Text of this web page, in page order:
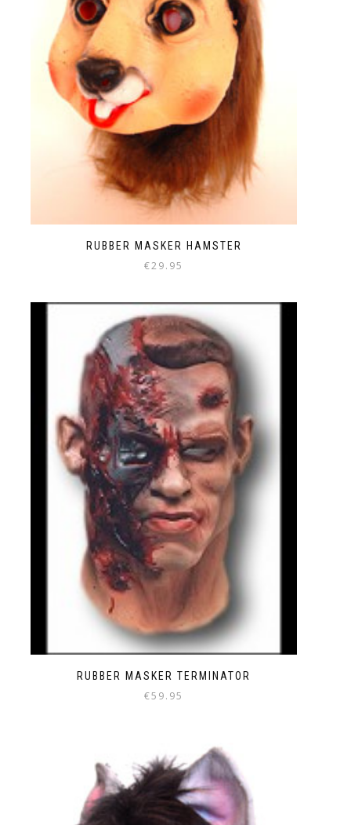
RUBBER MASKER HAMSTER
€29.95
RUBBER MASKER TERMINATOR
€59.95